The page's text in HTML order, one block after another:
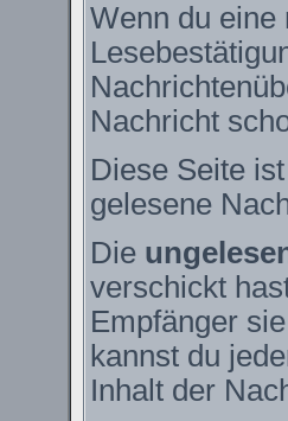
Wenn du eine
Nachricht
Diese Seite
gelesene
Die
verschickt
Empfänger
kannst du
Inhalt der